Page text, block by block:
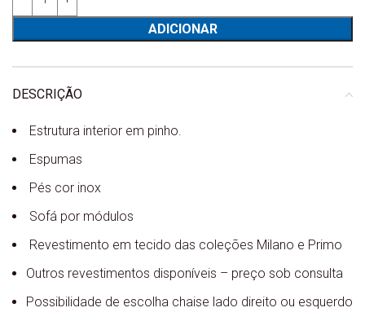
ADICIONAR
DESCRIÇÃO
Estrutura interior em pinho.
Espumas
Pés cor inox
Sofá por módulos
Revestimento em tecido das coleções Milano e Primo
Outros revestimentos disponíveis – preço sob consulta
Possibilidade de escolha chaise lado direito ou esquerdo